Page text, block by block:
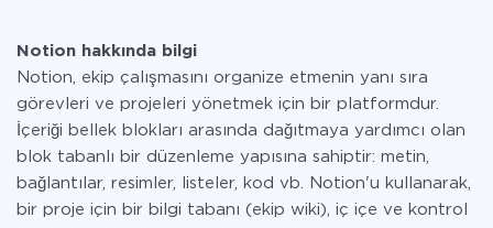
Notion hakkında bilgi
Notion, ekip çalışmasını organize etmenin yanı sıra
görevleri ve projeleri yönetmek için bir platformdur.
İçeriği bellek blokları arasında dağıtmaya yardımcı olan
blok tabanlı bir düzenleme yapısına sahiptir: metin,
bağlantılar, resimler, listeler, kod vb. Notion'u kullanarak,
bir proje için bir bilgi tabanı (ekip wiki), iç içe ve kontrol